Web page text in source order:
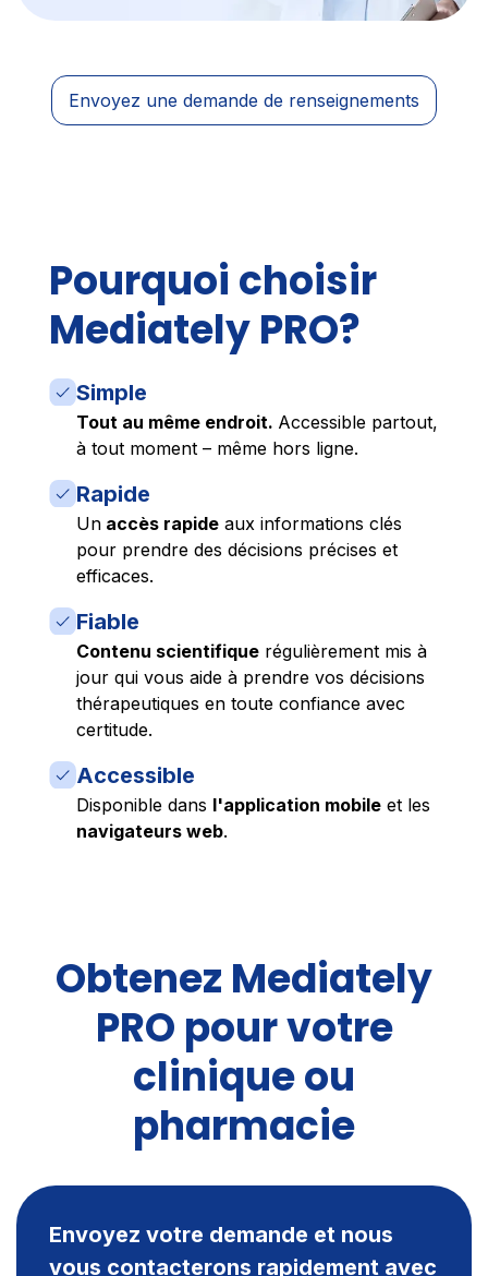
Envoyez une demande de renseignements
Pourquoi choisir
Mediately PRO?
Simple
Tout au même endroit. Accessible partout,
à tout moment – même hors ligne.
Rapide
Un accès rapide aux informations clés
pour prendre des décisions précises et
efficaces.
Fiable
Contenu scientifique régulièrement mis à
jour qui vous aide à prendre vos décisions
thérapeutiques en toute confiance avec
certitude.
Accessible
Disponible dans l'application mobile et les
navigateurs web.
Obtenez Mediately
PRO pour votre
clinique ou
pharmacie
Envoyez votre demande et nous
vous contacterons rapidement avec